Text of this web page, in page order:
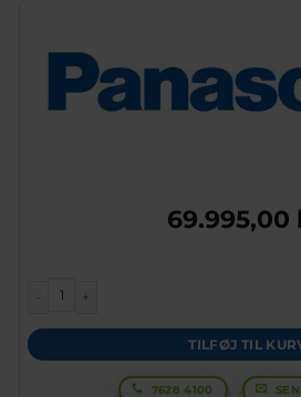
69.995,00
TILFØJ TIL
7628 4100